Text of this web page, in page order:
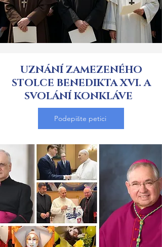
UZNÁNÍ ZAMEZENÉHO
STOLCE BENEDIKTA XVI. A
SVOLÁNÍ KONKLÁVE
Podepište petici